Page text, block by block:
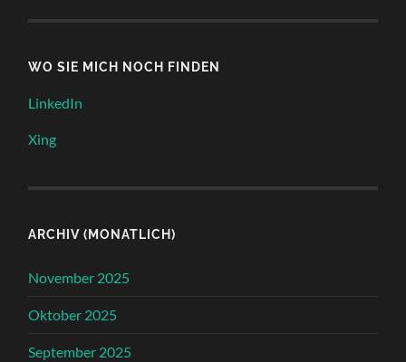
WO SIE MICH NOCH FINDEN
LinkedIn
Xing
ARCHIV (MONATLICH)
November 2025
Oktober 2025
September 2025